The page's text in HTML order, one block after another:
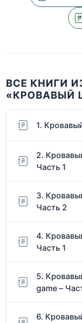
ВСЕ КНИГИ
«КРОВАВЫЙ
1.
2.
Часть 1
3.
Часть 2
4.
Часть 1
5.
game –
6.